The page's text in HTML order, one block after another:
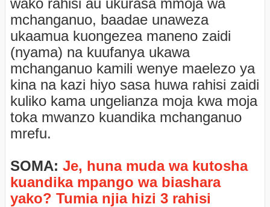
mchanganuo, baadae unaweza
ukaamua kuongezea maneno zaidi
(nyama) na kuufanya ukawa
mchanganuo kamili wenye maelezo ya
kina na kazi hiyo sasa huwa rahisi zaidi
kuliko kama ungelianza moja kwa moja
toka mwanzo kuandika mchanganuo
mrefu.
SOMA: Je, huna muda wa kutosha
kuandika mpango wa biashara
yako? Tumia njia hizi 3 rahisi